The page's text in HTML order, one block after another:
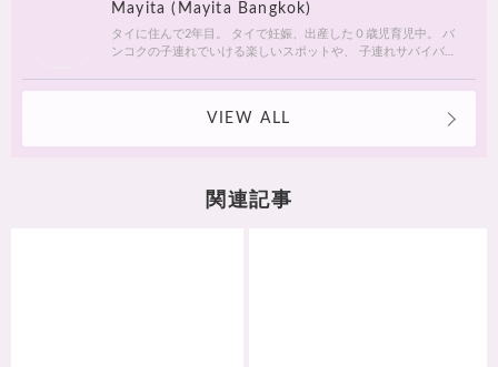
Mayita (Mayita Bangkok)
タイに住んで2年目。 タイで妊娠、出産した０歳児育児中。 バ
ンコクの子連れでいける楽しいスポットや、 子連れサバイバル
VIEW ALL
関連記事